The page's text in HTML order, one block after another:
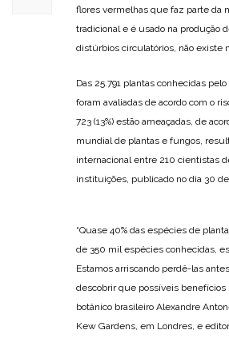
flores vermelhas que faz parte da
tradicional e é usado na produção
distúrbios circulatórios, não existe
Das 25.791 plantas conhecidas
foram avaliadas de acordo com o
723 (13%) estão ameaçadas, de
mundial de plantas e fungos,
internacional entre 210 cientistas
instituições, publicado no dia 30
“Quase 40% das espécies de
de 350 mil espécies conhecidas,
Estamos arriscando perdê-las
descobrir que possíveis benefícios
botânico brasileiro Alexandre
Kew Gardens, em Londres, e